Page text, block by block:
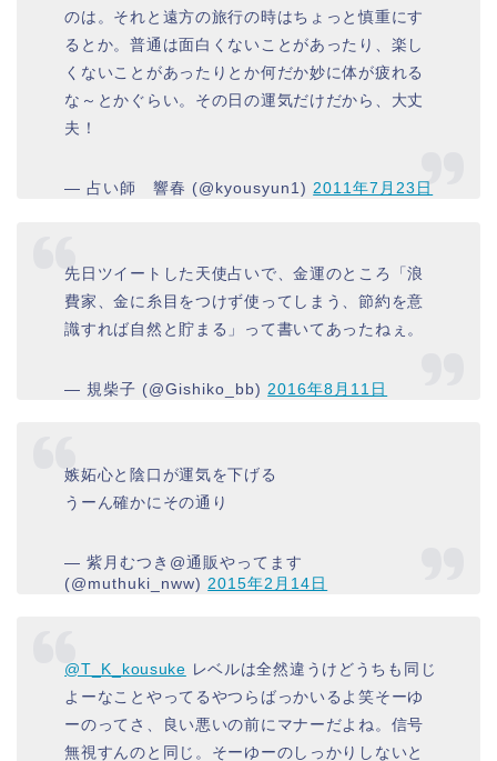
のは。それと遠方の旅行の時はちょっと慎重にす
るとか。普通は面白くないことがあったり、楽し
くないことがあったりとか何だか妙に体が疲れる
な～とかぐらい。その日の運気だけだから、大丈
夫！
— 占い師 響春 (@kyousyun1)2011年7月23日
先日ツイートした天使占いで、金運のところ「浪
費家、金に糸目をつけず使ってしまう、節約を意
識すれば自然と貯まる」って書いてあったねぇ。
— 規柴子 (@Gishiko_bb) 2016年8月11日
嫉妬心と陰口が運気を下げる
うーん確かにその通り
— 紫月むつき@通販やってます
(@muthuki_nww) 2015年2月14日
@T_K_kousuke レベルは全然違うけどうちも同じ
よーなことやってるやつらばっかいるよ笑そーゆ
ーのってさ、良い悪いの前にマナーだよね。信号
無視すんのと同じ。そーゆーのしっかりしないと